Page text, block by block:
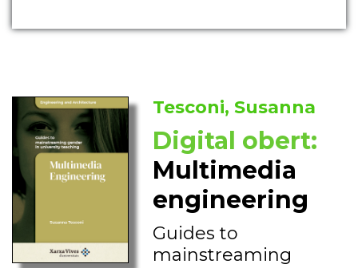
Tesconi, Susanna
Digital obert:
Multimedia
engineering
Guides to
mainstreaming